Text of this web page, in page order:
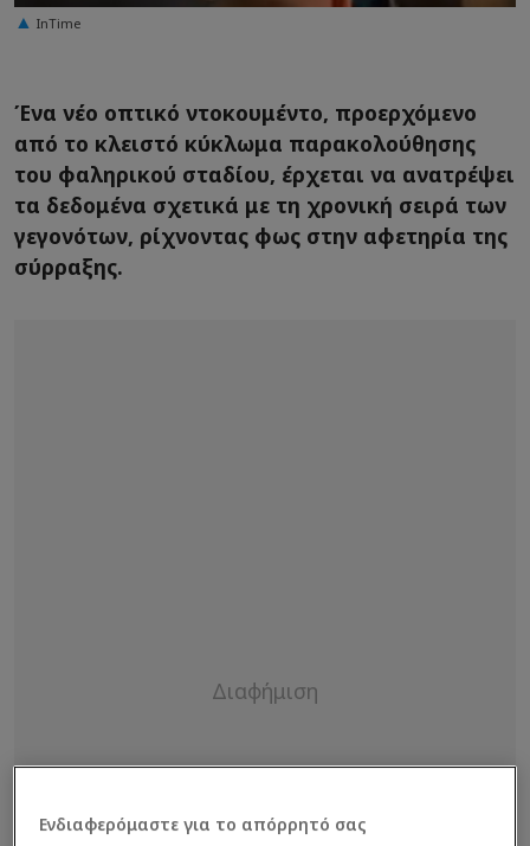
InTime
Ένα νέο οπτικό ντοκουμέντο, προερχόμενο
από το κλειστό κύκλωμα παρακολούθησης
του φαληρικού σταδίου, έρχεται να ανατρέψει
τα δεδομένα σχετικά με τη χρονική σειρά των
γεγονότων, ρίχνοντας φως στην αφετηρία της
σύρραξης.
Ενδιαφερόμαστε για το απόρρητό σας